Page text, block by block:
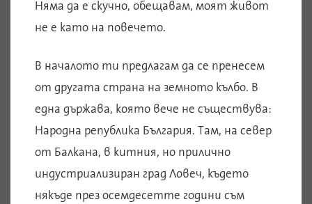
Няма да е скучно, обещавам, моят живот
не е като на повечето.
В началото ти предлагам да се пренесем
от другата страна на земното кълбо. В
една държава, която вече не съществува:
Народна република България. Там, на север
от Балкана, в китния, но прилично
индустриализиран град Ловеч, където
някъде през осемдесетте години съм